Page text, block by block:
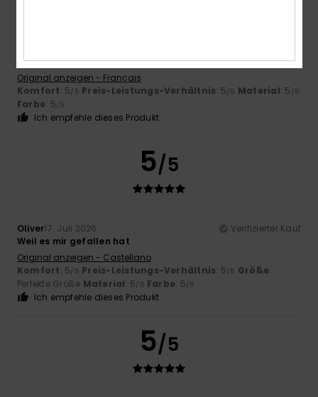
Die Qualität
Original anzeigen - Français
Komfort: 5/5 Preis-Leistungs-Verhältnis: 5/5 Material: 5 /5
Farbe: 5/5
Ich empfehle dieses Produkt
5/5
Oliver17. Juli 2026
Verifizierter Kauf
Weil es mir gefallen hat
Original anzeigen - Castellano
Komfort: 5/5 Preis-Leistungs-Verhältnis: 5/5 Größe:
Perfekte Größe Material: 5/5 Farbe: 5/5
Ich empfehle dieses Produkt
5/5